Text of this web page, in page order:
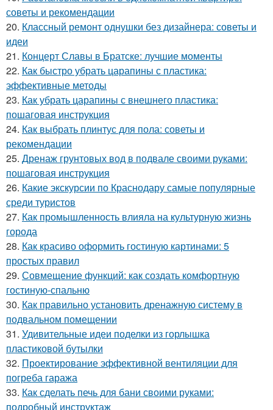
советы и рекомендации
20. Классный ремонт однушки без дизайнера: советы и
идеи
21. Концерт Славы в Братске: лучшие моменты
22. Как быстро убрать царапины с пластика:
эффективные методы
23. Как убрать царапины с внешнего пластика:
пошаговая инструкция
24. Как выбрать плинтус для пола: советы и
рекомендации
25. Дренаж грунтовых вод в подвале своими руками:
пошаговая инструкция
26. Какие экскурсии по Краснодару самые популярные
среди туристов
27. Как промышленность влияла на культурную жизнь
города
28. Как красиво оформить гостиную картинами: 5
простых правил
29. Совмещение функций: как создать комфортную
гостиную-спальню
30. Как правильно установить дренажную систему в
подвальном помещении
31. Удивительные идеи поделки из горлышка
пластиковой бутылки
32. Проектирование эффективной вентиляции для
погреба гаража
33. Как сделать печь для бани своими руками:
подробный инструктаж